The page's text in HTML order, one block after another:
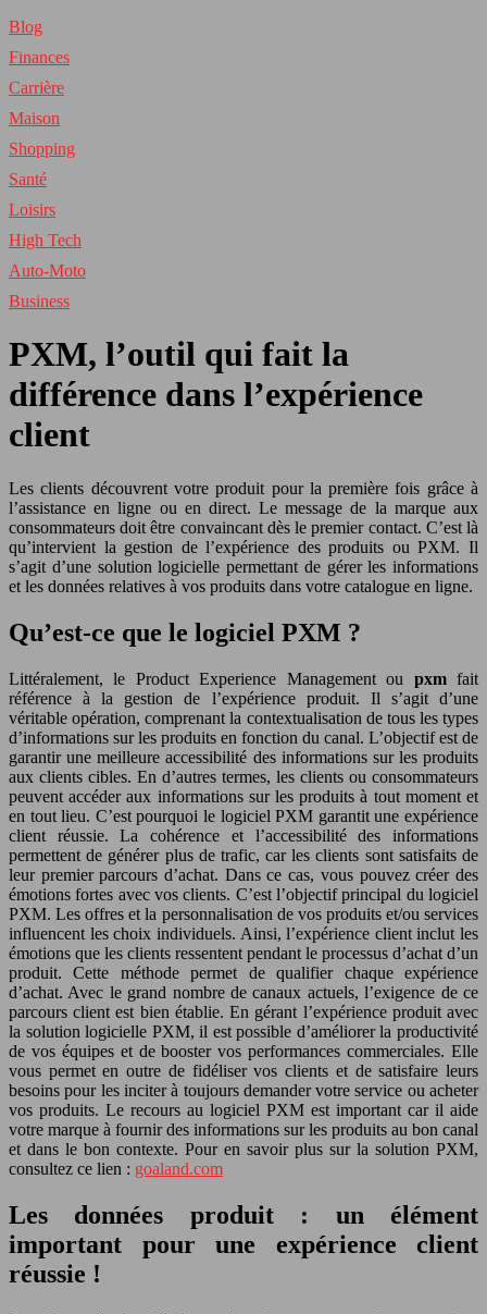
Blog
Finances
Carrière
Maison
Shopping
Santé
Loisirs
High Tech
Auto-Moto
Business
PXM, l’outil qui fait la
différence dans l’expérience
client
Les clients découvrent votre produit pour la première fois grâce à
l’assistance en ligne ou en direct. Le message de la marque aux
consommateurs doit être convaincant dès le premier contact. C’est là
qu’intervient la gestion de l’expérience des produits ou PXM. Il
s’agit d’une solution logicielle permettant de gérer les informations
et les données relatives à vos produits dans votre catalogue en ligne.
Qu’est-ce que le logiciel PXM ?
Littéralement, le Product Experience Management ou pxmfait
référence à la gestion de l’expérience produit. Il s’agit d’une
véritable opération, comprenant la contextualisation de tous les types
d’informations sur les produits en fonction du canal. L’objectif est de
garantir une meilleure accessibilité des informations sur les produits
aux clients cibles. En d’autres termes, les clients ou consommateurs
peuvent accéder aux informations sur les produits à tout moment et
en tout lieu. C’est pourquoi le logiciel PXM garantit une expérience
client réussie. La cohérence et l’accessibilité des informations
permettent de générer plus de trafic, car les clients sont satisfaits de
leur premier parcours d’achat. Dans ce cas, vous pouvez créer des
émotions fortes avec vos clients. C’est l’objectif principal du logiciel
PXM. Les offres et la personnalisation de vos produits et/ou services
influencent les choix individuels. Ainsi, l’expérience client inclut les
émotions que les clients ressentent pendant le processus d’achat d’un
produit. Cette méthode permet de qualifier chaque expérience
d’achat. Avec le grand nombre de canaux actuels, l’exigence de ce
parcours client est bien établie. En gérant l’expérience produit avec
la solution logicielle PXM, il est possible d’améliorer la productivité
de vos équipes et de booster vos performances commerciales. Elle
vous permet en outre de fidéliser vos clients et de satisfaire leurs
besoins pour les inciter à toujours demander votre service ou acheter
vos produits. Le recours au logiciel PXM est important car il aide
votre marque à fournir des informations sur les produits au bon canal
et dans le bon contexte. Pour en savoir plus sur la solution PXM,
consultez ce lien : goaland.com
Les données produit : un élément
important pour une expérience client
réussie !